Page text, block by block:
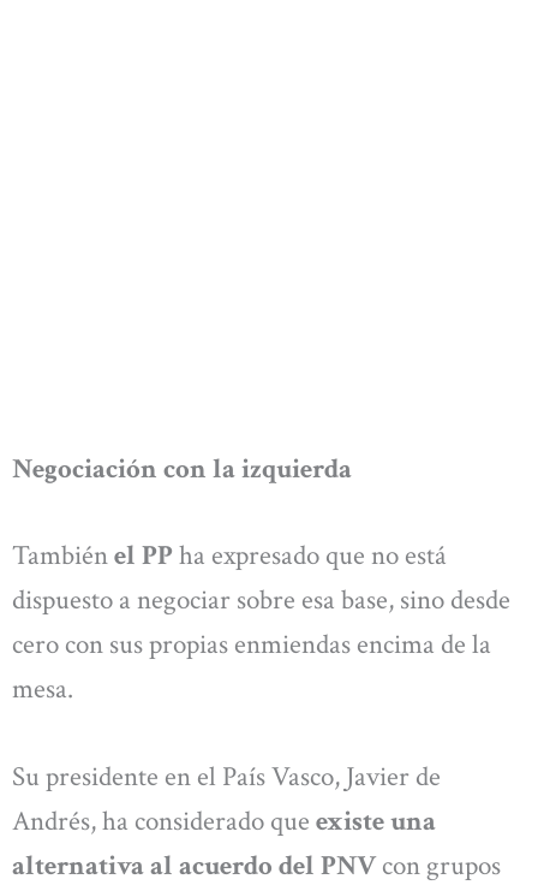
Negociación con la izquierda
Tambiénel PPha expresado que no está
dispuesto a negociar sobre esa base, sino desde
cero con sus propias enmiendas encima de la
mesa.
Su presidente en el País Vasco, Javier de
Andrés, ha considerado que existe una
alternativa al acuerdo del PNVcon grupos